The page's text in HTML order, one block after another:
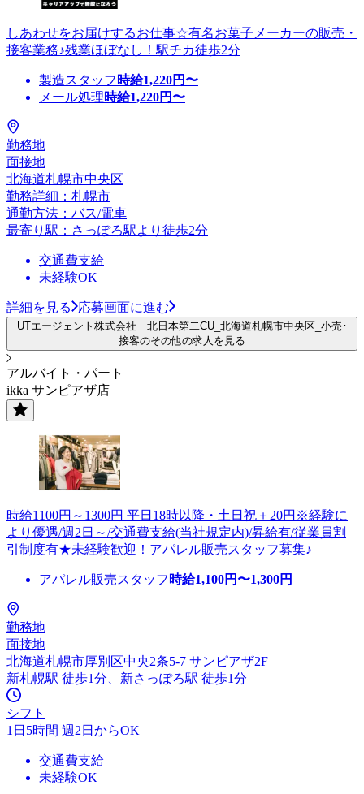
しあわせをお届けするお仕事☆有名お菓子メーカーの販売・
接客業務♪残業ほぼなし！駅チカ徒歩2分
製造スタッフ 時給1,220円〜
メール処理時給1,220円〜
勤務地
面接地
北海道札幌市中央区
勤務詳細：札幌市
通勤方法：バス/電車
最寄り駅：さっぽろ駅より徒歩2分
交通費支給
未経験OK
詳細を見る 応募画面に進む
UTエージェント株式会社 北日本第二CU_北海道札幌市中央区_小売･
接客のその他の求人を見る
アルバイト・パート
ikka サンピアザ店
時給1100円～1300円 平日18時以降・土日祝＋20円※経験に
より優遇/週2日～/交通費支給(当社規定内)/昇給有/従業員割
引制度有★未経験歓迎！アパレル販売スタッフ募集♪
アパレル販売スタッフ 時給1,100円〜1,300円
勤務地
面接地
北海道札幌市厚別区中央2条5-7 サンピアザ2F
新札幌駅 徒歩1分、新さっぽろ駅 徒歩1分
シフト
1日5時間 週2日からOK
交通費支給
未経験OK